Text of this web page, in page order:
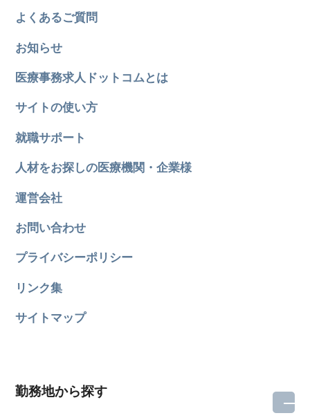
よくあるご質問
お知らせ
医療事務求人ドットコムとは
サイトの使い方
就職サポート
人材をお探しの医療機関・企業様
運営会社
お問い合わせ
プライバシーポリシー
リンク集
サイトマップ
勤務地から探す